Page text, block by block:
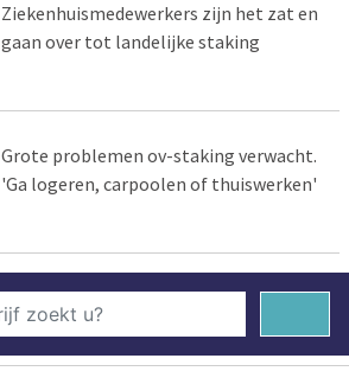
Ziekenhuismedewerkers zijn het zat en
gaan over tot landelijke staking
Grote problemen ov-staking verwacht.
'Ga logeren, carpoolen of thuiswerken'